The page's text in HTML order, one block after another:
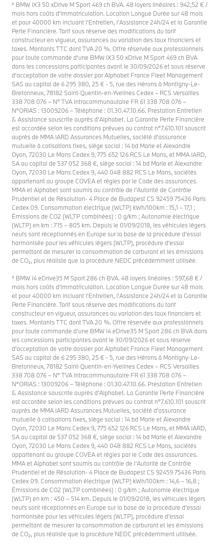
² BMW iX3 50 xDrive M Sport 469 ch BVA. 48 loyers linéaires : 942,52 € /
mois hors coûts d’immatriculation. Location Longue Durée sur 48 mois
et pour 40000 km incluant l’Entretien, l’Assistance 24h/24 et la Garantie
Perte Financière. Tarif sous réserve des modifications du tarif
constructeur en vigueur, assurances ou variation des taux financiers et
taxes. Montants TTC dont TVA 20 %. Offre réservée aux professionnels
pour toute commande d’une BMW iX3 50 xDrive M Sport 469 ch BVA
dans les concessions participantes avant le 30/09/2026 et sous réserve
d’acceptation de votre dossier par Alphabet France Fleet Management
SAS au capital de 6 295 380, 25 € - 5, rue des Hérons à Montigny-Le-
Bretonneux, 78182 Saint-Quentin-en-Yvelines Cedex – RCS Versailles
338 708 076 – N° TVA Intracommunautaire FR 61 338 708 076 –
N°ORIAS : 13009206 – Téléphone : 01.30.47.10.66. Prestation Entretien
& Assistance souscrite auprès d’Alphabet. La Garantie Perte Financière
est accordée selon les conditions prévues au contrat n°7.610.101 souscrit
auprès de MMA IARD Assurances Mutuelles, société d’assurance
mutuelle à cotisations fixes, siège social : 14 bd Marie et Alexandre
Oyon, 72030 Le Mans Cedex 9, 775 652 126 RCS Le Mans, et MMA IARD,
SA au capital de 537 052 368 €, siège social : 14 bd Marie et Alexandre
Oyon, 72030 Le Mans Cedex 9, 440 048 882 RCS Le Mans, sociétés
appartenant au groupe COVEA et régies par le Code des assurances.
MMA et Alphabet sont soumis au contrôle de l’Autorité de Contrôle
Prudentiel et de Résolution- 4 Place de Budapest CS 92459 75436 Paris
Cedex 09. Consommation électrique (WLTP) kWh/100km : 15,1 – 17,1 ;
Émissions de CO2 (WLTP combinées) : 0 g/km ; Autonomie électrique
(WLTP) en km : 715 – 805 km. Depuis le 01/09/2018, les véhicules légers
neufs sont réceptionnés en Europe sur la base de la procédure d’essai
harmonisée pour les véhicules légers (WLTP), procédure d’essai
permettant de mesurer la consommation de carburant et les émissions
de CO₂, plus réaliste que la procédure NEDC précédemment utilisée.
³ BMW i4 eDrive35 M Sport 286 ch BVA. 48 loyers linéaires : 597,68 € /
mois hors coûts d’immatriculation. Location Longue Durée sur 48 mois
et pour 40000 km incluant l’Entretien, l’Assistance 24h/24 et la Garantie
Perte Financière. Tarif sous réserve des modifications du tarif
constructeur en vigueur, assurances ou variation des taux financiers et
taxes. Montants TTC dont TVA 20 %. Offre réservée aux professionnels
pour toute commande d’une BMW i4 eDrive35 M Sport 286 ch BVA dans
les concessions participantes avant le 30/09/2026 et sous réserve
d’acceptation de votre dossier par Alphabet France Fleet Management
SAS au capital de 6 295 380, 25 € - 5, rue des Hérons à Montigny-Le-
Bretonneux, 78182 Saint-Quentin-en-Yvelines Cedex – RCS Versailles
338 708 076 – N° TVA Intracommunautaire FR 61 338 708 076 –
N°ORIAS : 13009206 – Téléphone : 01.30.47.10.66. Prestation Entretien
& Assistance souscrite auprès d’Alphabet. La Garantie Perte Financière
est accordée selon les conditions prévues au contrat n°7.610.101 souscrit
auprès de MMA IARD Assurances Mutuelles, société d’assurance
mutuelle à cotisations fixes, siège social : 14 bd Marie et Alexandre
Oyon, 72030 Le Mans Cedex 9, 775 652 126 RCS Le Mans, et MMA IARD,
SA au capital de 537 052 368 €, siège social : 14 bd Marie et Alexandre
Oyon, 72030 Le Mans Cedex 9, 440 048 882 RCS Le Mans, sociétés
appartenant au groupe COVEA et régies par le Code des assurances.
MMA et Alphabet sont soumis au contrôle de l’Autorité de Contrôle
Prudentiel et de Résolution- 4 Place de Budapest CS 92459 75436 Paris
Cedex 09. Consommation électrique (WLTP) kWh/100km : 14,6 – 16,8 ;
Émissions de CO2 (WLTP combinées) : 0 g/km ; Autonomie électrique
(WLTP) en km : 450 – 514 km. Depuis le 01/09/2018, les véhicules légers
neufs sont réceptionnés en Europe sur la base de la procédure d’essai
harmonisée pour les véhicules légers (WLTP), procédure d’essai
permettant de mesurer la consommation de carburant et les émissions
de CO₂, plus réaliste que la procédure NEDC précédemment utilisée.